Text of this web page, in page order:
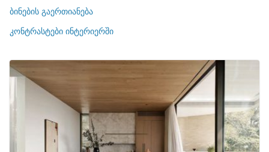
ბ
ი
ბინების გაერთიანება
კონტრასტები ინტერიერში